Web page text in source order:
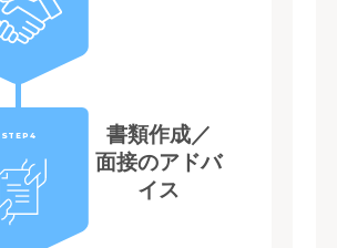
STEP4
書類作成／
面接のアドバ
イス